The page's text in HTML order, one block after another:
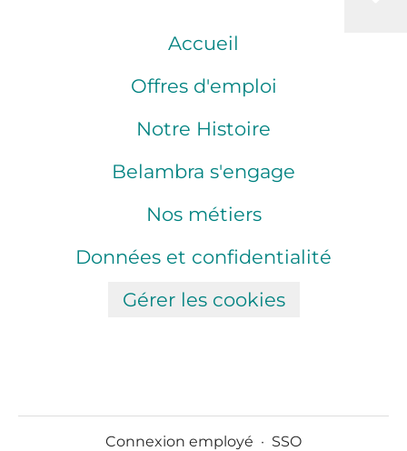
Accueil
Offres d'emploi
Notre Histoire
Belambra s'engage
Nos métiers
Données et confidentialité
Gérer les cookies
Connexion employé · SSO